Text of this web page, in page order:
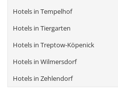
Hotels in Tempelhof
Hotels in Tiergarten
Hotels in Treptow-Köpenick
Hotels in Wilmersdorf
Hotels in Zehlendorf